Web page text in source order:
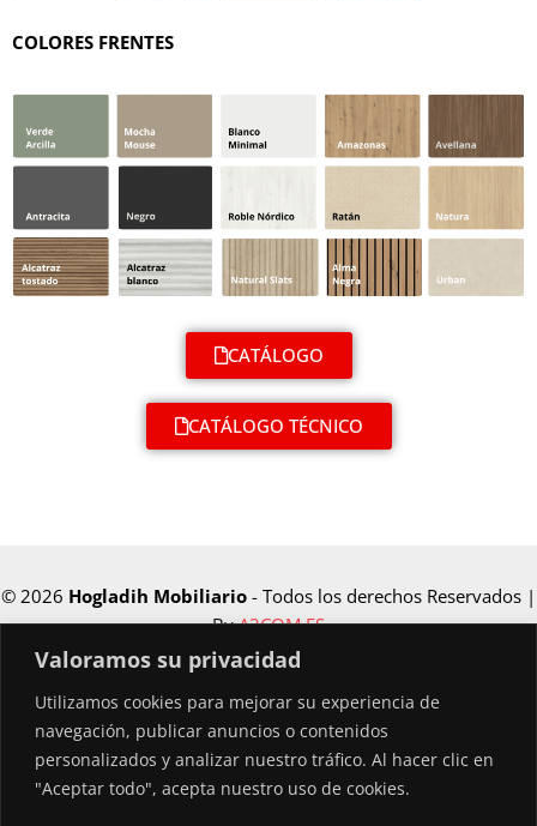
Valoramos su privacidad
Utilizamos cookies para mejorar su experiencia de
navegación, publicar anuncios o contenidos
personalizados y analizar nuestro tráfico. Al hacer clic en
"Aceptar todo", acepta nuestro uso de cookies.
COLORES FRENTES
CATÁLOGO
CATÁLOGO TÉCNICO
© 2026 Hogladih Mobiliario - Todos los derechos Reservados |
ByA3COM.ES
Financiado por la Unión Europea –
NextGenerationEU